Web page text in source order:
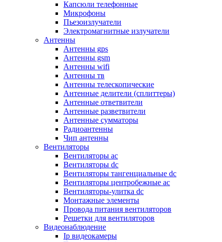
Капсюли телефонные
Микрофоны
Пьезоизлучатели
Электромагнитные излучатели
Антенны
Антенны gps
Антенны gsm
Антенны wifi
Антенны тв
Антенны телескопические
Антенные делители (сплиттеры)
Антенные ответвители
Антенные разветвители
Антенные сумматоры
Радиоантенны
Чип антенны
Вентиляторы
Вентиляторы ac
Вентиляторы dc
Вентиляторы тангенциальные dc
Вентиляторы центробежные ac
Вентиляторы-улитка dc
Монтажные элементы
Провода питания вентиляторов
Решетки для вентиляторов
Видеонаблюдение
Ip видеокамеры